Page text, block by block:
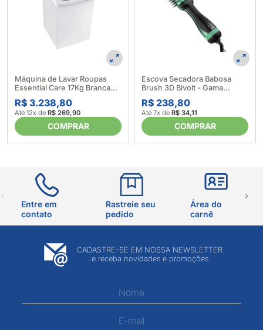
Máquina de Lavar Roupas
Essential Care 17Kg Branca
LED17 - Electrolux (633997)
R$ 3.238,80
Até 12x de R$ 269,90
COMPRAR
Escova Secadora Babosa
Brush 3D Bivolt - Gama
(624393)
R$ 238,80
Até 7x de R$ 34,11
COMPRAR
Entre em
contato
Rastreie seu
pedido
Área do
carnê
CADASTRE-SE EM NOSSA NEWSLETTER
e receba novidades e promoções